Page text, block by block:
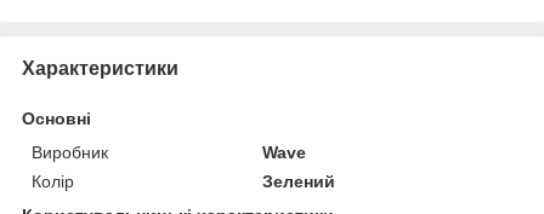
Характеристики
Основні
Виробник
Wave
Колір
Зелений